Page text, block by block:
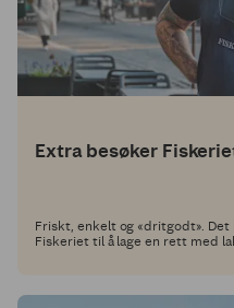
Extra besøker
Friskt, enkelt og «dritgodt».
Fiskeriet til å lage en rett med